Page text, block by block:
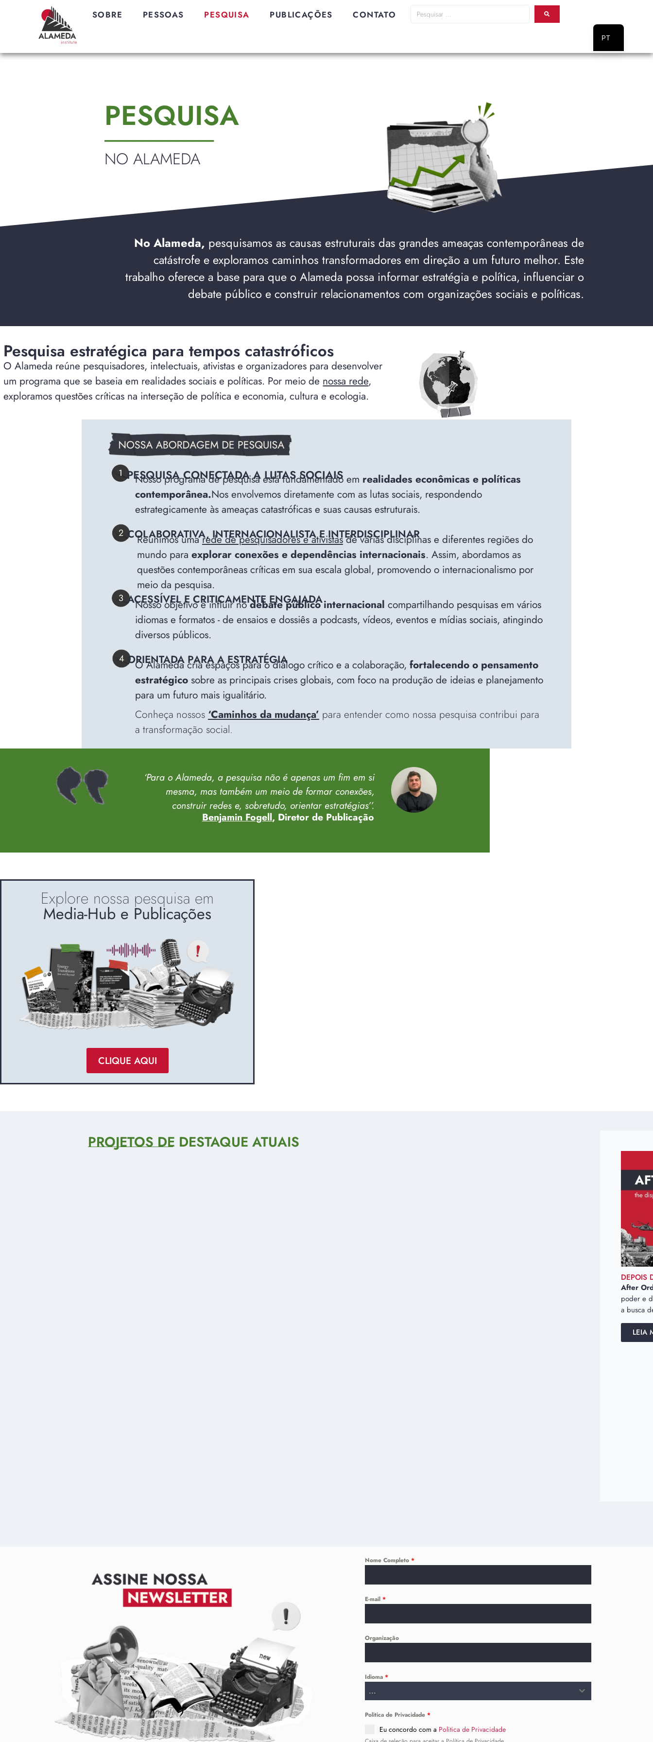
SOBRE PESSOAS PESQUISA PUBLICAÇÕES CONTATO
PESQUISA
_______________
NO ALAMEDA
No Alameda, pesquisamos as causas estruturais das grandes ameaças contemporâneas de
catástrofe e exploramos caminhos transformadores em direção a um futuro melhor. Este
trabalho oferece a base para que o Alameda possa informar estratégia e política, influenciar o
debate público e construir relacionamentos com organizações sociais e políticas.
Pesquisa estratégica para tempos catastróficos
O Alameda reúne pesquisadores, intelectuais, ativistas e organizadores para desenvolver
um programa que se baseia em realidades sociais e políticas. Por meio de nossa rede,
exploramos questões críticas na interseção de política e economia, cultura e ecologia.
PESQUISA CONECTADA A LUTAS SOCIAIS
Nosso programa de pesquisa está fundamentado em realidades econômicas e políticas
contemporânea.Nos envolvemos diretamente com as lutas sociais, respondendo
estrategicamente às ameaças catastróficas e suas causas estruturais.
COLABORATIVA, INTERNACIONALISTA E INTERDISCIPLINAR
Reunimos umarede de pesquisadores e ativistasde várias disciplinas e diferentes regiões do
mundo para explorar conexões e dependências internacionais. Assim, abordamos as
questões contemporâneas críticas em sua escala global, promovendo o internacionalismo por
meio da pesquisa.
ACESSÍVEL E CRITICAMENTE ENGAJADA
Nosso objetivo é influir nodebate público internacional compartilhando pesquisas em vários
idiomas e formatos - de ensaios e dossiês a podcasts, vídeos, eventos e mídias sociais, atingindo
diversos públicos.
ORIENTADA PARA A ESTRATÉGIA
O Alameda cria espaços para o diálogo crítico e a colaboração, fortalecendo o pensamento
estratégico sobre as principais crises globais, com foco na produção de ideias e planejamento
para um futuro mais igualitário.
Conheça nossos ‘Caminhos da mudança’ para entender como nossa pesquisa contribui para
a transformação social.
‘Para o Alameda, a pesquisa não é apenas um fim em si
mesma, mas também um meio de formar conexões,
construir redes e, sobretudo, orientar estratégias’’.
Benjamin Fogell, Diretor de Publicação
Explore nossa pesquisa em
Media-Hub e Publicações
CLIQUE AQUI
PROJETOS DE DESTAQUE ATUAIS
DEPOIS
After
poder e
a busca
LEIA
Nome Completo*
E-mail*
Organização
Idioma*
...
Politica de Privacidade*
Eu concordo com a Politica de Privacidade
PT
EN